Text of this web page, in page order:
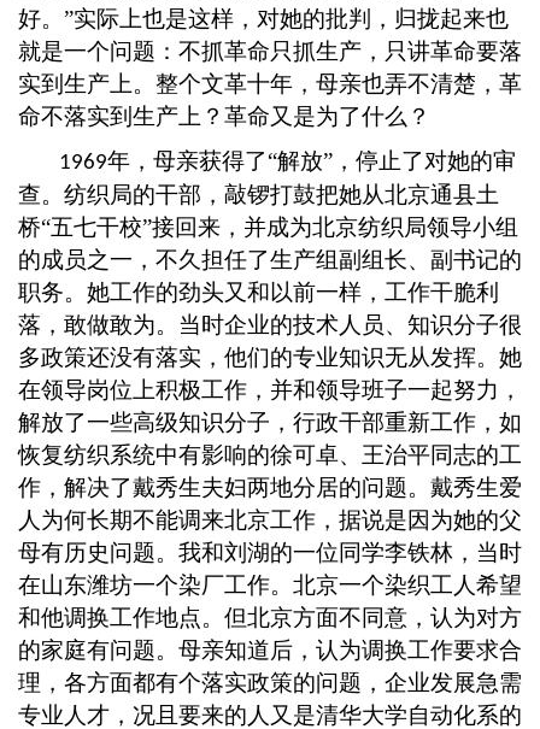
好。”实际上也是这样，对她的批判，归拢起来也
就是一个问题：不抓革命只抓生产，只讲革命要落
实到生产上。整个文革十年，母亲也弄不清楚，革
命不落实到生产上？革命又是为了什么？
1969年，母亲获得了“解放”，停止了对她的审
查。纺织局的干部，敲锣打鼓把她从北京通县土
桥“五七干校”接回来，并成为北京纺织局领导小组
的成员之一，不久担任了生产组副组长、副书记的
职务。她工作的劲头又和以前一样，工作干脆利
落，敢做敢为。当时企业的技术人员、知识分子很
多政策还没有落实，他们的专业知识无从发挥。她
在领导岗位上积极工作，并和领导班子一起努力，
解放了一些高级知识分子，行政干部重新工作，如
恢复纺织系统中有影响的徐可卓、王治平同志的工
作，解决了戴秀生夫妇两地分居的问题。戴秀生爱
人为何长期不能调来北京工作，据说是因为她的父
母有历史问题。我和刘湖的一位同学李铁林，当时
在山东潍坊一个染厂工作。北京一个染织工人希望
和他调换工作地点。但北京方面不同意，认为对方
的家庭有问题。母亲知道后，认为调换工作要求合
理，各方面都有个落实政策的问题，企业发展急需
专业人才，况且要来的人又是清华大学自动化系的